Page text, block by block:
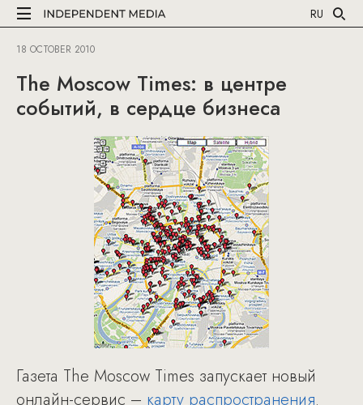
RU
18 OCTOBER 2010
The Moscow Times: в центре
событий, в сердце бизнеса
Газета The Moscow Times запускает новый
онлайн-сервис – карту распространения.